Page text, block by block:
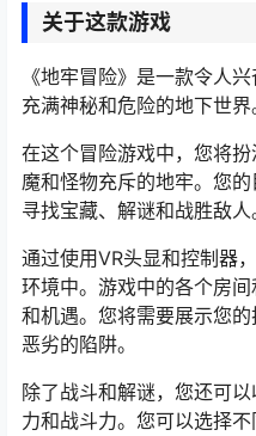
关于这款游戏
《地牢冒险》是一款令人
充满神秘和危险的地下世界
在这个冒险游戏中，您将
魔和怪物充斥的地牢。您的
寻找宝藏、解谜和战胜敌人
通过使用VR头显和控制器
环境中。游戏中的各个房
和机遇。您将需要展示您
恶劣的陷阱。
除了战斗和解谜，您还可
力和战斗力。您可以选择